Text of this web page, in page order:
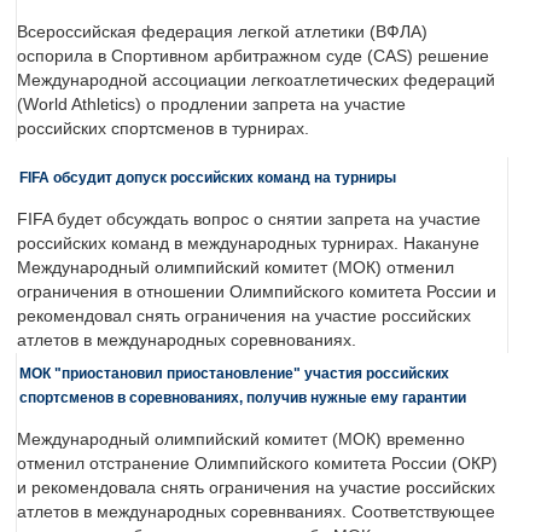
Всероссийская федерация легкой атлетики (ВФЛА)
оспорила в Спортивном арбитражном суде (CAS) решение
Международной ассоциации легкоатлетических федераций
(World Athletics) о продлении запрета на участие
российских спортсменов в турнирах.
FIFA обсудит допуск российских команд на турниры
FIFA будет обсуждать вопрос о снятии запрета на участие
российских команд в международных турнирах. Накануне
Международный олимпийский комитет (МОК) отменил
ограничения в отношении Олимпийского комитета России и
рекомендовал снять ограничения на участие российских
атлетов в международных соревнованиях.
МОК "приостановил приостановление" участия российских
спортсменов в соревнованиях, получив нужные ему гарантии
Международный олимпийский комитет (МОК) временно
отменил отстранение Олимпийского комитета России (ОКР)
и рекомендовала снять ограничения на участие российских
атлетов в международных соревнваниях. Соответствующее